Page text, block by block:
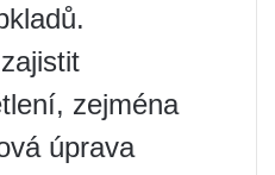
zejména
úprava